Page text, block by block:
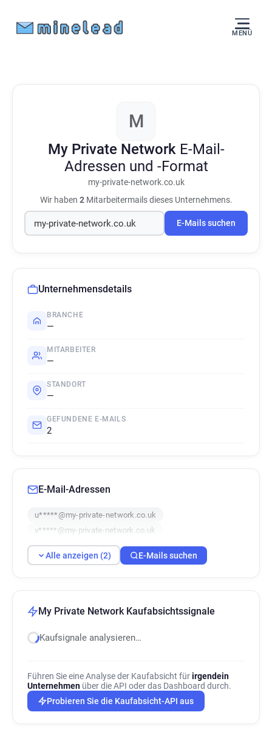
MENÜ
M
My Private Network E-Mail-
Adressen und -Format
my-private-network.co.uk
Wir haben 2Mitarbeitermails dieses Unternehmens.
E-Mails suchen
Unternehmensdetails
BRANCHE
—
MITARBEITER
—
STANDORT
—
GEFUNDENE E-MAILS
2
E-Mail-Adressen
u*****@my-private-network.co.uk
v*****@my-private-network.co.uk
Alle anzeigen (2) E-Mails suchen
My Private Network Kaufabsichtssignale
Kaufsignale analysieren…
Führen Sie eine Analyse der Kaufabsicht fürirgendein
Unternehmen über die API oder das Dashboard durch.
Probieren Sie die Kaufabsicht-API aus